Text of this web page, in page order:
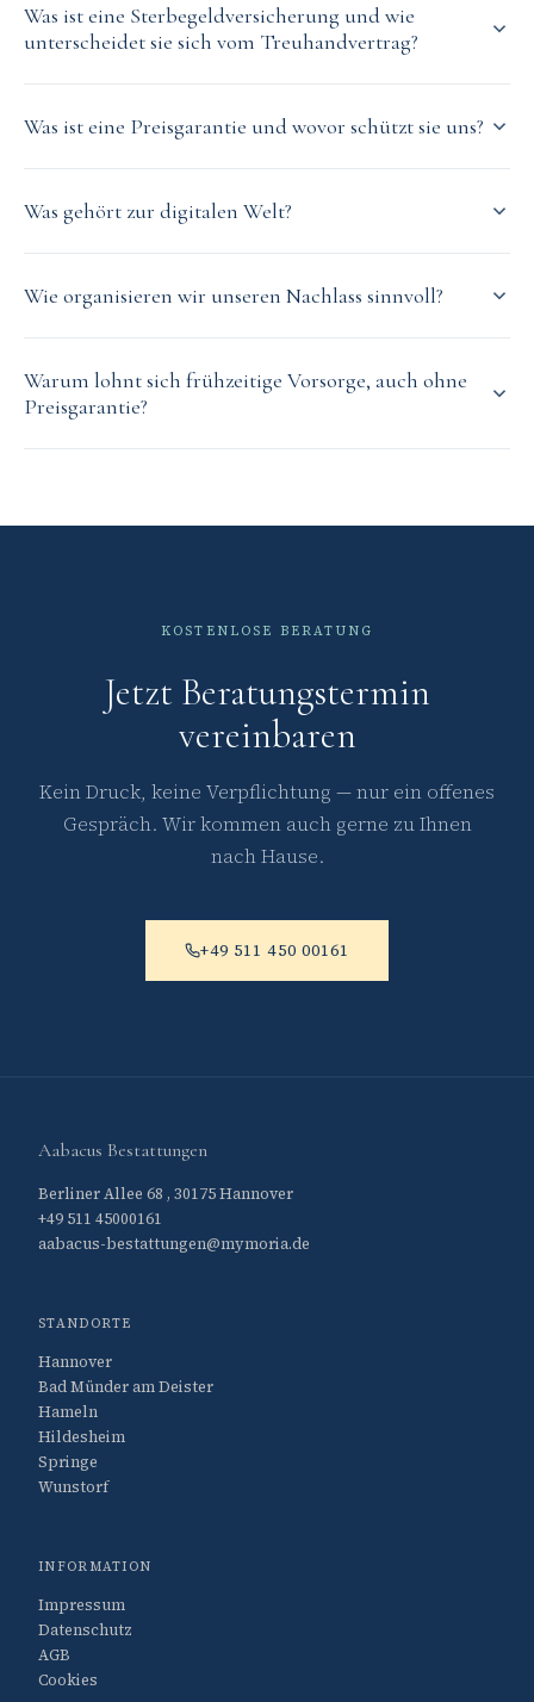
Was ist eine Sterbegeldversicherung und wie
unterscheidet sie sich vom Treuhandvertrag?
Was ist eine Preisgarantie und wovor schützt sie uns?
Was gehört zur digitalen Welt?
Wie organisieren wir unseren Nachlass sinnvoll?
Warum lohnt sich frühzeitige Vorsorge, auch ohne
Preisgarantie?
KOSTENLOSE BERATUNG
Jetzt Beratungstermin
vereinbaren
Kein Druck, keine Verpflichtung — nur ein offenes
Gespräch. Wir kommen auch gerne zu Ihnen
nach Hause.
+49 511 450 00161
Aabacus Bestattungen
Berliner Allee 68 , 30175 Hannover
+49 511 45000161
aabacus-bestattungen@mymoria.de
STANDORTE
Hannover
Bad Münder am Deister
Hameln
Hildesheim
Springe
Wunstorf
INFORMATION
Impressum
Datenschutz
AGB
Cookies